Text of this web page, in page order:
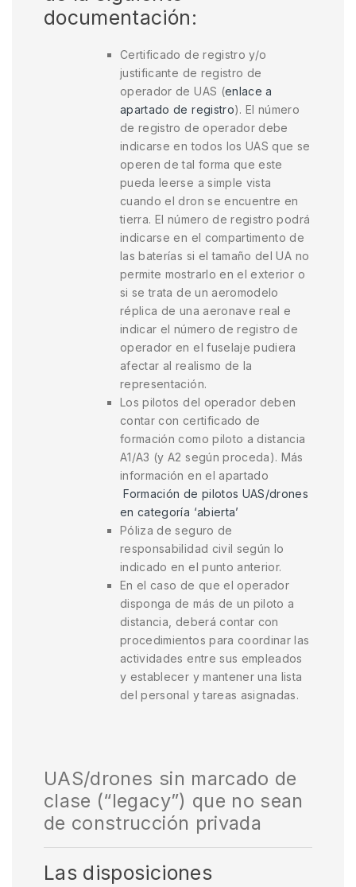
documentación:
Certificado de registro y/o
justificante de registro de
operador de UAS (enlace a
apartado de registro). El número
de registro de operador debe
indicarse en todos los UAS que se
operen de tal forma que este
pueda leerse a simple vista
cuando el dron se encuentre en
tierra. El número de registro podrá
indicarse en el compartimento de
las baterías si el tamaño del UA no
permite mostrarlo en el exterior o
si se trata de un aeromodelo
réplica de una aeronave real e
indicar el número de registro de
operador en el fuselaje pudiera
afectar al realismo de la
representación.
Los pilotos del operador deben
contar con certificado de
formación como piloto a distancia
A1/A3 (y A2 según proceda). Más
información en el apartado
Formación de pilotos UAS/drones
en categoría ‘abierta’
Póliza de seguro de
responsabilidad civil según lo
indicado en el punto anterior.
En el caso de que el operador
disponga de más de un piloto a
distancia, deberá contar con
procedimientos para coordinar las
actividades entre sus empleados
y establecer y mantener una lista
del personal y tareas asignadas.
UAS/drones sin marcado de
clase (“legacy”) que no sean
de construcción privada
Las disposiciones